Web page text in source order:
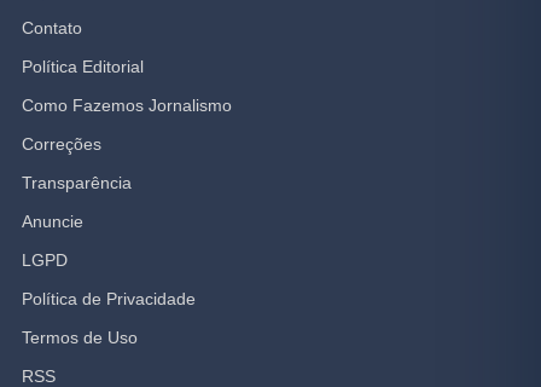
Contato
Política Editorial
Como Fazemos Jornalismo
Correções
Transparência
Anuncie
LGPD
Política de Privacidade
Termos de Uso
RSS